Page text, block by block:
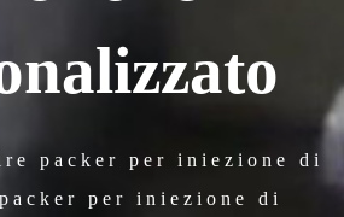
packer per iniezione di
per iniezione di